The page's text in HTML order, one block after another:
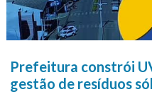
Prefeitura constrói
gestão de resíduos